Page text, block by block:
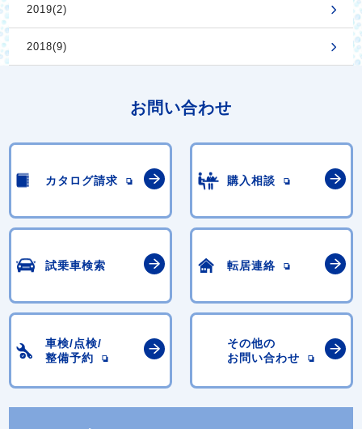
2019(2)
2018(9)
お問い合わせ
カタログ請求 購入相談
試乗車検索 転居連絡
車検/点検/
整備予約
その他の
お問い合わせ